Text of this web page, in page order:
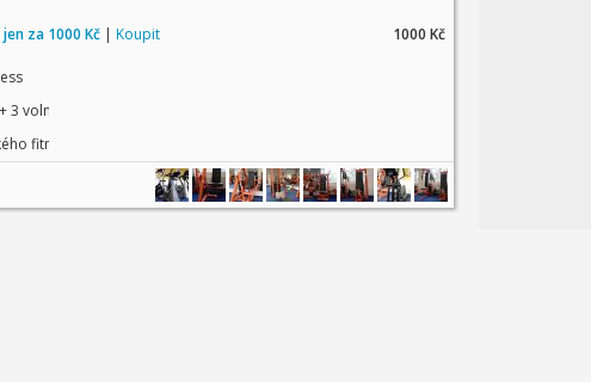
za 1000 Kč | Koupit 1000 Kč
volné vstupy na skup. lekce
fitness